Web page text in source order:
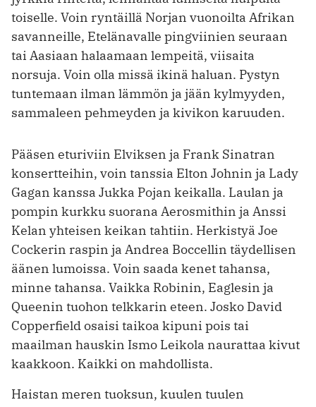
toiselle. Voin ryntäillä Norjan vuonoilta Afrikan
savanneille, Etelänavalle pingviinien seuraan
tai Aasiaan halaamaan lempeitä, viisaita
norsuja. Voin olla missä ikinä haluan. Pystyn
tuntemaan ilman lämmön ja jään kylmyyden,
sammaleen pehmeyden ja kivikon karuuden.
Pääsen eturiviin Elviksen ja Frank Sinatran
konsertteihin, voin tanssia Elton Johnin ja Lady
Gagan kanssa Jukka Pojan keikalla. Laulan ja
pompin kurkku suorana Aerosmithin ja Anssi
Kelan yhteisen keikan tahtiin. Herkistyä Joe
Cockerin raspin ja Andrea Boccellin täydellisen
äänen lumoissa. Voin saada kenet tahansa,
minne tahansa. Vaikka Robinin, Eaglesin ja
Queenin tuohon telkkarin eteen. Josko David
Copperfield osaisi taikoa kipuni pois tai
maailman hauskin Ismo Leikola naurattaa kivut
kaakkoon. Kaikki on mahdollista.
Haistan meren tuoksun, kuulen tuulen